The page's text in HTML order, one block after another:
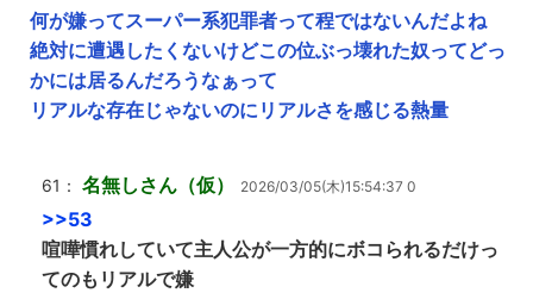
何が嫌ってスーパー系犯罪者って程ではないんだよね
絶対に遭遇したくないけどこの位ぶっ壊れた奴ってどっ
かには居るんだろうなぁって
リアルな存在じゃないのにリアルさを感じる熱量
61： 名無しさん（仮） 2026/03/05(木)15:54:37 0
>>53
喧嘩慣れしていて主人公が一方的にボコられるだけっ
てのもリアルで嫌